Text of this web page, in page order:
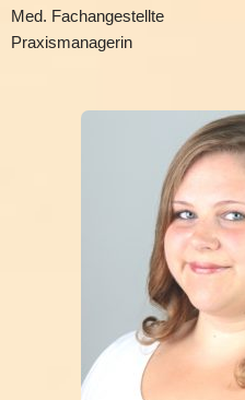
Med. Fachangestellte
Praxismanagerin